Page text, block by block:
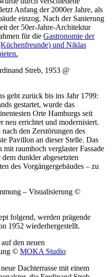
Anfang der 2000er Jahre, als
einzog. Nach der Sanierung
der 50er-Jahre-Architektur
für die Gastronomie der
und Niklas
Streb, 1953 @
geht zurück bis ins Jahr 1799:
gestartet, wurde das
Orte Hamburgs seit
neu errichtet und modernisiert.
den Zerstörungen des
Pavillon an dieser Stelle. Das
raumhoch verglaster Fassade
dunkler abgesetzten
des Vorgängergebäudes – zu
– Visualisierung ©
folgend, werden prägende
1952 wiederhergestellt.
den neuen
© MOKA Studio
Dachterrasse mit einem